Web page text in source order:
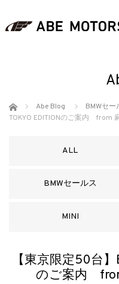
ホーム Abe Blog BMWセー
TOKYO EDITIONのご案内 from
ALL
BMWセールス
MINI
【東京限定50台
のご案内